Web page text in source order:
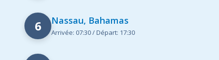
6 Nassau, Bahamas
Arrivée: 07:30 / Départ: 17:30